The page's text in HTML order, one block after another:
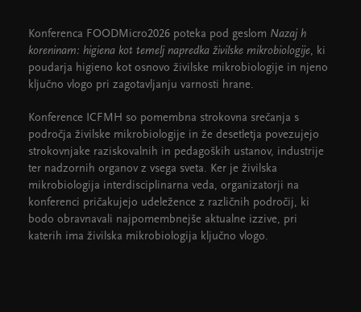
Konferenca FOODMicro2026 poteka pod geslom Nazaj h
koreninam: higiena kot temelj napredka živilske mikrobiologije, ki
poudarja higieno kot osnovo živilske mikrobiologije in njeno
ključno vlogo pri zagotavljanju varnosti hrane.
Konference ICFMH so pomembna strokovna srečanja s
področja živilske mikrobiologije in že desetletja povezujejo
strokovnjake raziskovalnih in pedagoških ustanov, industrije
ter nadzornih organov z vsega sveta. Ker je živilska
mikrobiologija interdisciplinarna veda, organizatorji na
konferenci pričakujejo udeležence z različnih področij, ki
bodo obravnavali najpomembnejše aktualne izzive, pri
katerih ima živilska mikrobiologija ključno vlogo.